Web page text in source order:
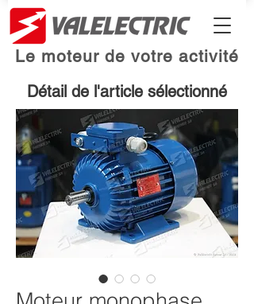
Le moteur de votre activité
Détail de l'article sélectionné